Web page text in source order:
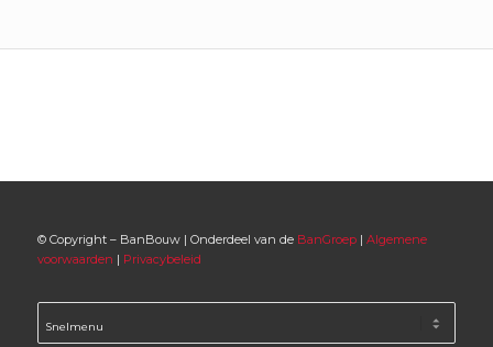
© Copyright – BanBouw | Onderdeel van de BanGroep| Algemene
voorwaarden | Privacybeleid